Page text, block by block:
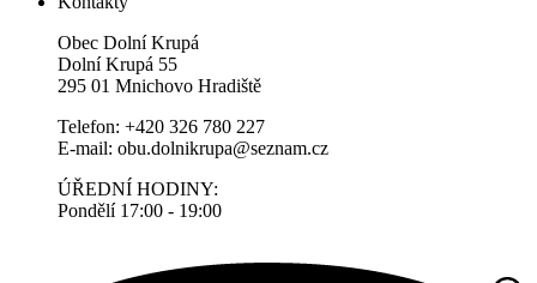
Obec Dolní Krupá
Dolní Krupá 55
295 01 Mnichovo Hradiště
Telefon: +420 326 780 227
E-mail: obu.dolnikrupa@seznam.cz
ÚŘEDNÍ HODINY:
Pondělí 17:00 - 19:00